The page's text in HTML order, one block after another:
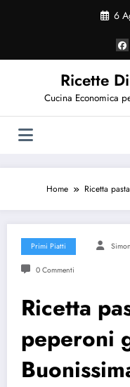
6
Ricette
Cucina Economica
Home Ricetta
Primi Piatti
0 Commenti
Ricetta
peperoni